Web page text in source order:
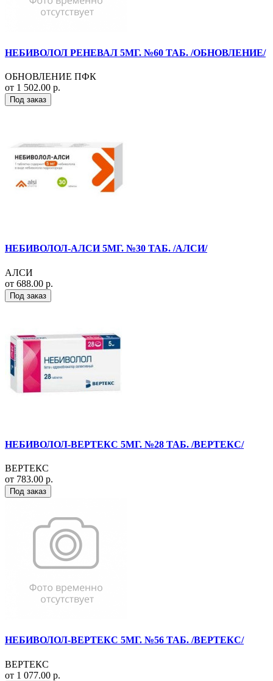
НЕБИВОЛОЛ РЕНЕВАЛ 5МГ. №60 ТАБ. /ОБНОВЛЕНИЕ/
ОБНОВЛЕНИЕ ПФК
от 1 502.00 р.
Под заказ
НЕБИВОЛОЛ-АЛСИ 5МГ. №30 ТАБ. /АЛСИ/
АЛСИ
от 688.00 р.
Под заказ
НЕБИВОЛОЛ-ВЕРТЕКС 5МГ. №28 ТАБ. /ВЕРТЕКС/
ВЕРТЕКС
от 783.00 р.
Под заказ
НЕБИВОЛОЛ-ВЕРТЕКС 5МГ. №56 ТАБ. /ВЕРТЕКС/
ВЕРТЕКС
от 1 077.00 р.